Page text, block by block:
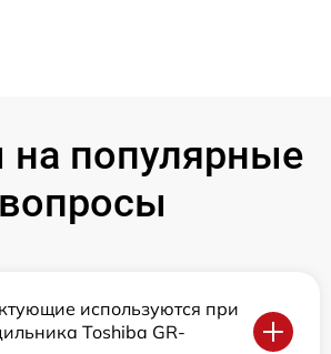
на популярные
вопросы
используются при
Toshiba GR-